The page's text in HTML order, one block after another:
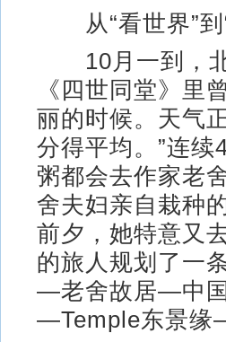
从“看世界”到
10月一到，北
《四世同堂》里
丽的时候。天气
分得平均。”连
粥都会去作家老
舍夫妇亲自栽种
前夕，她特意又
的旅人规划了一
—老舍故居—中
—Temple东景缘